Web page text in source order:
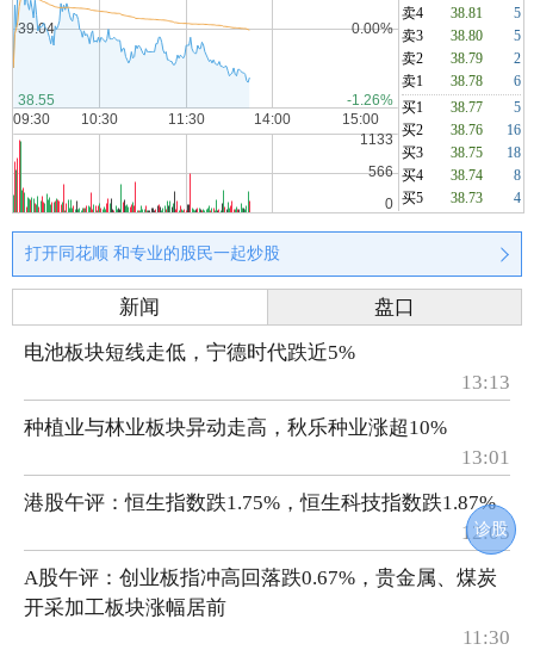
卖4
38.81
5
卖3
38.80
5
卖2
38.79
2
卖1
38.78
6
买1
38.77
5
买2
38.76
16
买3
38.75
18
买4
38.74
8
买5
38.73 4
打开同花顺 和专业的股民一起炒股
诊股
新闻
盘口
电池板块短线走低，宁德时代跌近5%
13:13
种植业与林业板块异动走高，秋乐种业涨超10%
13:01
港股午评：恒生指数跌1.75%，恒生科技指数跌1.87%
12:05
A股午评：创业板指冲高回落跌0.67%，贵金属、煤炭
开采加工板块涨幅居前
11:30